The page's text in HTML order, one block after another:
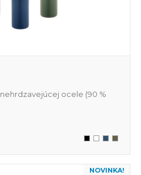
nehrdzavejúcej ocele (90 %
NOVINKA!